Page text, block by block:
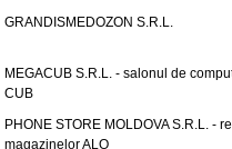
GRANDISMEDOZON S.R.L.
MEGACUB S.R.L. - salonul de
CUB
PHONE STORE MOLDOVA S.R.L. -
magazinelor ALO